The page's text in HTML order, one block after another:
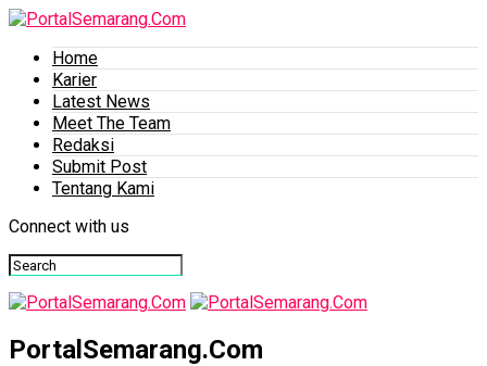
Home
Karier
Latest News
Meet The Team
Redaksi
Submit Post
Tentang Kami
Connect with us
PortalSemarang.Com